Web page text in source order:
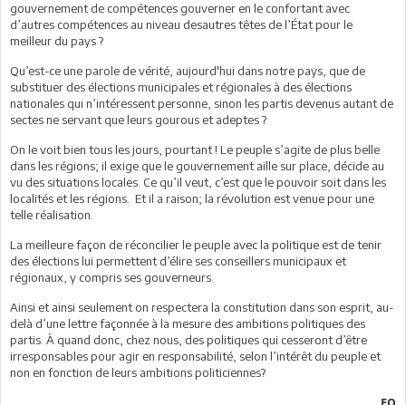
gouvernement de compétences gouverner en le confortant avec
d’autres compétences au niveau desautres têtes de l’État pour le
meilleur du pays ?
Qu’est-ce une parole de vérité, aujourd'hui dans notre pays, que de
substituer des élections municipales et régionales à des élections
nationales qui n’intéressent personne, sinon les partis devenus autant de
sectes ne servant que leurs gourous et adeptes ?
On le voit bien tous les jours, pourtant ! Le peuple s’agite de plus belle
dans les régions; il exige que le gouvernement aille sur place, décide au
vu des situations locales. Ce qu’il veut, c’est que le pouvoir soit dans les
localités et les régions. Et il a raison; la révolution est venue pour une
telle réalisation.
La meilleure façon de réconcilier le peuple avec la politique est de tenir
des élections lui permettent d’élire ses conseillers municipaux et
régionaux, y compris ses gouverneurs.
Ainsi et ainsi seulement on respectera la constitution dans son esprit, au-
delà d’une lettre façonnée à la mesure des ambitions politiques des
partis. À quand donc, chez nous, des politiques qui cesseront d’être
irresponsables pour agir en responsabilité, selon l’intérêt du peuple et
non en fonction de leurs ambitions politiciennes?